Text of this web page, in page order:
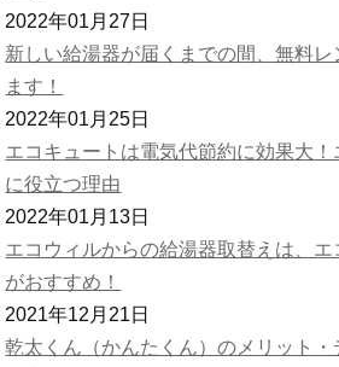
2022年01月27日
新しい給湯器が届くまでの間、無料
ます！
2022年01月25日
エコキュートは電気代節約に効果大
に役立つ理由
2022年01月13日
エコウィルからの給湯器取替えは、
がおすすめ！
2021年12月21日
乾太くん（かんたくん）のメリット